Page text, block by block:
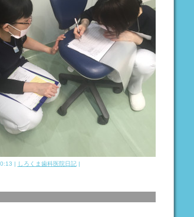
| しろくま歯科医院日記 |